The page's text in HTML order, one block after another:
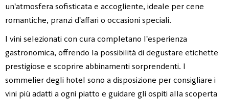
un'atmosfera sofisticata e accogliente, ideale per cene
romantiche, pranzi d'affari o occasioni speciali.
I vini selezionati con cura completano l'esperienza
gastronomica, offrendo la possibilità di degustare etichette
prestigiose e scoprire abbinamenti sorprendenti. I
sommelier degli hotel sono a disposizione per consigliare i
vini più adatti a ogni piatto e guidare gli ospiti alla scoperta